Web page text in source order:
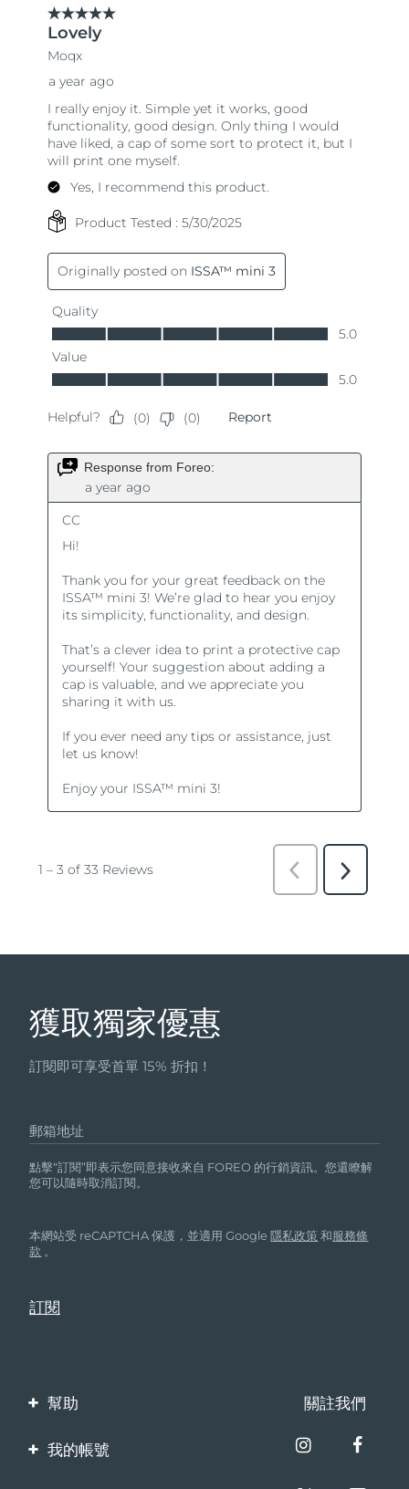
獲取獨家優惠
訂閱即可享受首單 15% 折扣！
郵箱地址
點擊“訂閱”即表示您同意接收來自 FOREO 的行銷資訊。您還瞭解
您可以隨時取消訂閱。
本網站受 reCAPTCHA 保護，並適用 Google隱私政策 和服務條
款 。
幫助
聯繫我們
關註我們
我的帳號